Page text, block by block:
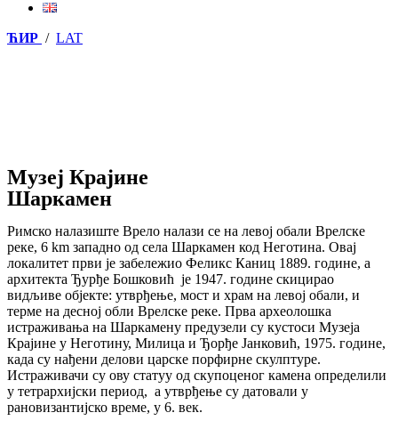
ЋИР / LAT
Музеј Крајине
Шаркамен
Римско налазиште Врело налази се на левој обали Врелске
реке, 6 km западно од села Шаркамен код Неготина. Овај
локалитет први је забележио Феликс Каниц 1889. године, а
архитекта Ђурђе Бошковић је 1947. године скицирао
видљиве објекте: утврђење, мост и храм на левој обали, и
терме на десној обли Врелске реке. Прва археолошка
истраживања на Шаркамену предузели су кустоси Музеја
Крајине у Неготину, Милица и Ђорђе Јанковић, 1975. године,
када су нађени делови царске порфирне скулптуре.
Истраживачи су ову статуу од скупоценог камена определили
у тетрархијски период, а утврђење су датовали у
рановизантијско време, у 6. век.